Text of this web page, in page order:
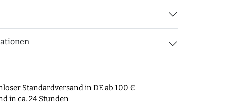
Standardversand in DE ab 100 €
in ca. 24 Stunden